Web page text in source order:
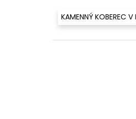
KAMENNÝ KOBEREC V